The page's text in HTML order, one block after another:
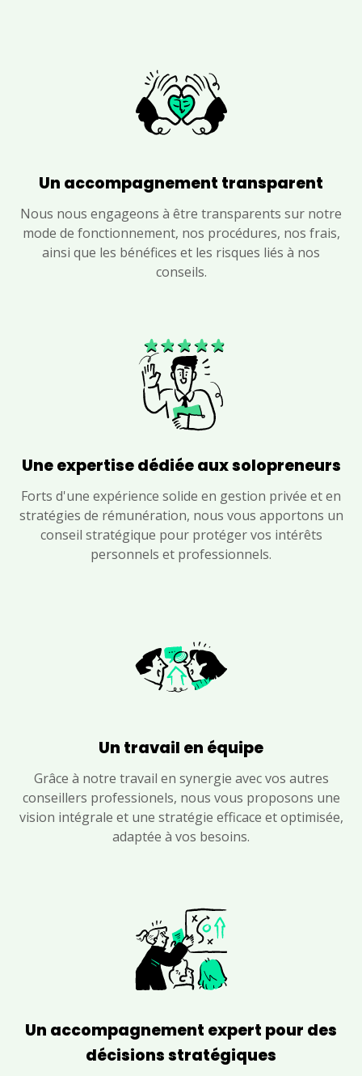
Un accompagnement transparent
Nous nous engageons à être transparents sur notre
mode de fonctionnement, nos procédures, nos frais,
ainsi que les bénéfices et les risques liés à nos
conseils.
Une expertise dédiée aux solopreneurs
Forts d'une expérience solide en gestion privée et en
stratégies de rémunération, nous vous apportons un
conseil stratégique pour protéger vos intérêts
personnels et professionnels.
Un travail en équipe
Grâce à notre travail en synergie avec vos autres
conseillers professionels, nous vous proposons une
vision intégrale et une stratégie efficace et optimisée,
adaptée à vos besoins.
Un accompagnement expert pour des
décisions stratégiques